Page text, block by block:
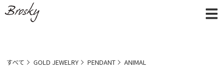
すべて GOLD JEWELRY PENDANT ANIMAL